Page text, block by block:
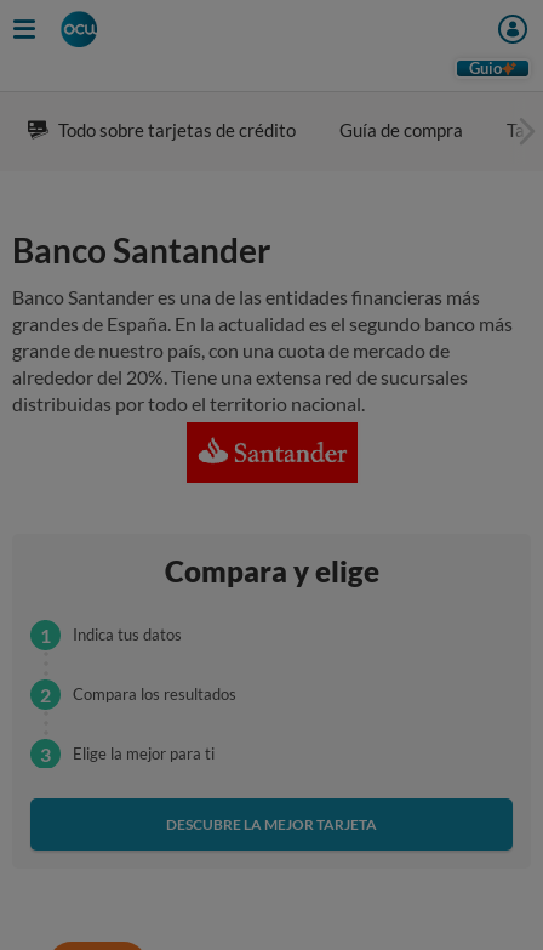
Guio
Todo sobre tarjetas de crédito Guía de compra
Banco Santander
Banco Santander es una de las entidades financieras más
grandes de España. En la actualidad es el segundo banco más
grande de nuestro país, con una cuota de mercado de
alrededor del 20%. Tiene una extensa red de sucursales
distribuidas por todo el territorio nacional.
Compara y elige
Indica tus datos
Compara los resultados
Elige la mejor para ti
DESCUBRE LA MEJOR TARJETA